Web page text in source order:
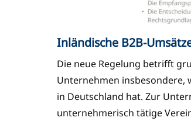
Inländische B2B-
Die neue Regelung betrifft
Unternehmen insbesondere,
in Deutschland hat. Zur
unternehmerisch tätige